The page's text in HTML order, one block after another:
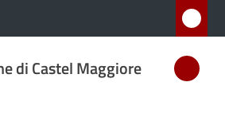
di Castel Maggiore